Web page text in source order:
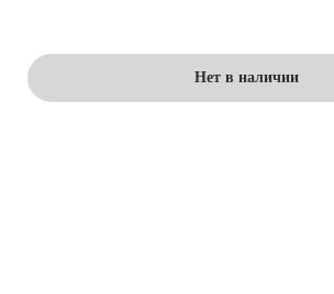
Нет в наличии